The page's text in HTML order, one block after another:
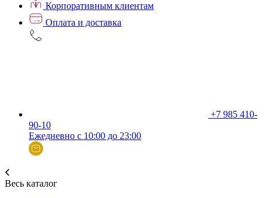
Корпоративным клиентам
Оплата и доставка
+7 985 410-
90-10
Ежедневно с 10:00 до 23:00
Весь каталог